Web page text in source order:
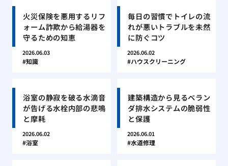
火災保険を悪用するリフ
ォーム詐欺から給湯器を
守るための知恵
2026.06.03
知識
毎日の習慣でトイレの流
れが悪いトラブルを未然
に防ぐコツ
2026.06.02
ハウスクリーニング
浴室の静寂を破る水滴音
が告げる水栓内部の悲鳴
と摩耗
2026.06.02
浴室
建築構造から見るベラン
ダ排水システムの脆弱性
と保護
2026.06.01
水道修理